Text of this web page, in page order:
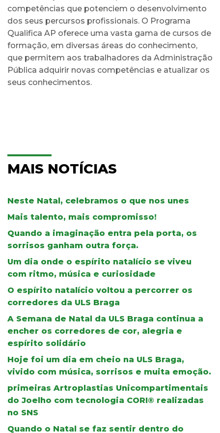
competências que potenciem o desenvolvimento
dos seus percursos profissionais. O Programa
Qualifica AP oferece uma vasta gama de cursos de
formação, em diversas áreas do conhecimento,
que permitem aos trabalhadores da Administração
Pública adquirir novas competências e atualizar os
seus conhecimentos.
MAIS NOTÍCIAS
Neste Natal, celebramos o que nos unes
Mais talento, mais compromisso!
Quando a imaginação entra pela porta, os
sorrisos ganham outra força.
Um dia onde o espírito natalício se viveu
com ritmo, música e curiosidade
O espírito natalício voltou a percorrer os
corredores da ULS Braga
A Semana de Natal da ULS Braga continua a
encher os corredores de cor, alegria e
espírito solidário
Hoje foi um dia em cheio na ULS Braga,
vivido com música, sorrisos e muita emoção.
primeiras Artroplastias Unicompartimentais
do Joelho com tecnologia CORI® realizadas
no SNS
Quando o Natal se faz sentir dentro do